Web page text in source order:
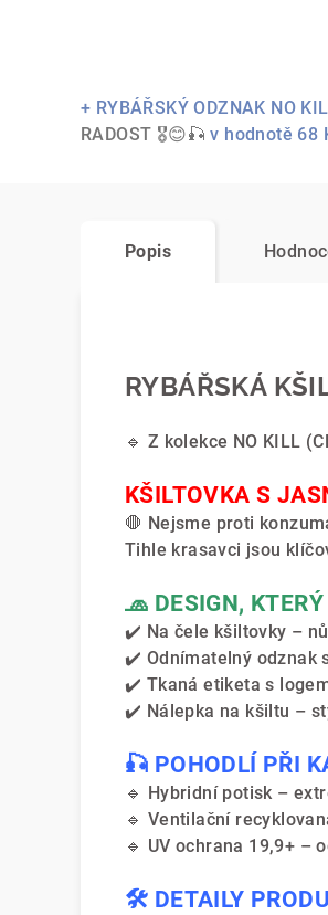
+ RYBÁŘSKÝ ODZNAK NO
RADOST 🎖😊🎣 v hodnotě 68
Popis
RYBÁŘSKÁ
🔹 Z kolekce NO KILL
KŠILTOVKA S
🛑 Nejsme proti
Tihle krasavci jsou
🧢 DESIGN,
✔️ Na čele kšiltovky –
✔️ Odnímatelný odznak
✔️ Tkaná etiketa s
✔️ Nálepka na kšiltu –
🎣 POHODLÍ PŘI
🔹 Hybridní potisk –
🔹 Ventilační
🔹 UV ochrana 19,9+ –
🛠️ DETAILY